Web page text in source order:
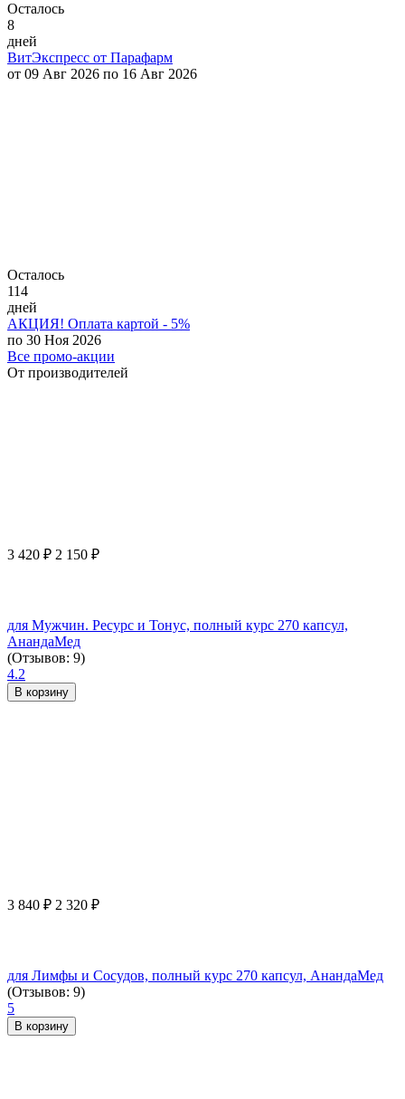
Осталось
8
дней
ВитЭкспресс от Парафарм
от 09 Авг 2026 по 16 Авг 2026
Осталось
114
дней
АКЦИЯ! Оплата картой - 5%
по 30 Ноя 2026
Все промо-акции
От производителей
3 420 ₽ 2 150 ₽
для Мужчин. Ресурс и Тонус, полный курс 270 капсул,
АнандаМед
(Отзывов: 9)
4.2
В корзину
3 840 ₽ 2 320 ₽
для Лимфы и Сосудов, полный курс 270 капсул, АнандаМед
(Отзывов: 9)
5
В корзину